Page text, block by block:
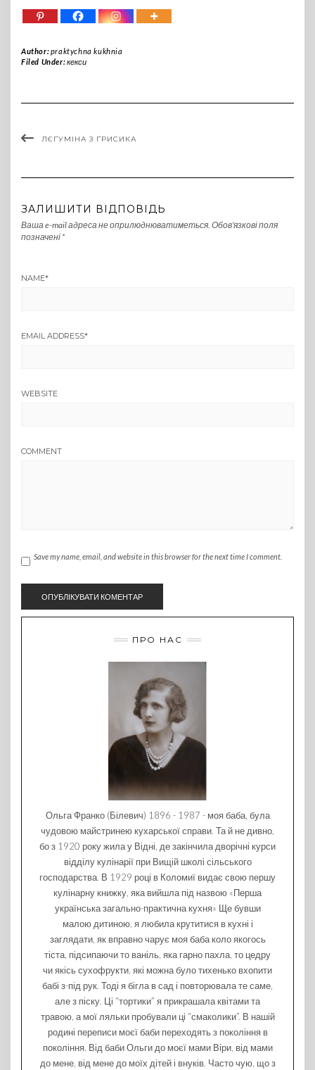
Author:praktychna kukhnia
Filed Under:кекси
ЛЄҐУМІНА З ҐРИСИКА
ЗАЛИШИТИ ВІДПОВІДЬ
Ваша e-mail адреса не оприлюднюватиметься. Обов’язкові поля
позначені *
NAME*
EMAIL ADDRESS*
WEBSITE
COMMENT
Save my name, email, and website in this browser for the next time I comment.
ПРО НАС
Ольга Франко (Білевич) 1896 - 1987 - моя баба, була
чудовою майстринею кухарської справи. Та й не дивно,
бо з 1920 року жила у Відні, де закінчила дворічні курси
відділу кулінарії при Вищій школі сільського
господарства. В 1929 році в Коломиї видає свою першу
кулінарну книжку, яка вийшла під назвою «Перша
українська загально-практична кухня» Ще бувши
малою дитиною, я любила крутитися в кухні і
заглядати, як вправно чарує моя баба коло якогось
тіста, підсипаючи то ваніль, яка гарно пахла, то цедру
чи якісь сухофрукти, які можна було тихенько вхопити
бабі з-під рук. Тоді я бігла в сад і повторювала те саме,
але з піску. Ці “тортики” я прикрашала квітами та
травою, а мої ляльки пробували ці “смаколики”. В нашій
родині переписи моєї баби переходять з покоління в
покоління. Від баби Ольги до моєї мами Віри, від мами
до мене, від мене до моїх дітей і внуків. Часто чую, що з